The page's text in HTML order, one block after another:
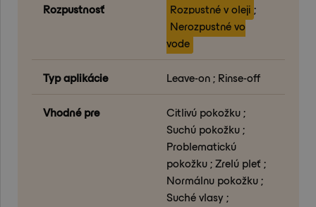
Rozpustnosť Rozpustné v oleji ;
Nerozpustné vo
vode
Typ aplikácie Leave-on ; Rinse-off
Vhodné pre
Citlivú pokožku ;
Suchú pokožku ;
Problematickú
pokožku ; Zrelú pleť ;
Normálnu pokožku ;
Suché vlasy ;